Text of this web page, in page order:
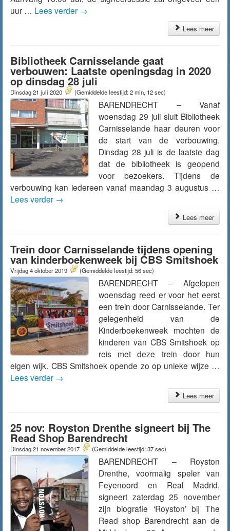
uur … Lees verder →
Lees meer
Bibliotheek Carnisselande gaat
verbouwen: Laatste openingsdag in 2020
op dinsdag 28 juli
Dinsdag 21 juli 2020 (Gemiddelde leestijd: 2 min, 12 sec)
BARENDRECHT – Vanaf
woensdag 29 juli sluit Bibliotheek
Carnisselande haar deuren voor
de start van de verbouwing.
Dinsdag 28 juli is de laatste dag
dat de bibliotheek is geopend
voor bezoekers. Tijdens de
verbouwing kan iedereen vanaf maandag 3 augustus …
Lees verder →
Lees meer
Trein door Carnisselande tijdens opening
van kinderboekenweek bij CBS Smitshoek
Vrijdag 4 oktober 2019 (Gemiddelde leestijd: 56 sec)
BARENDRECHT – Afgelopen
woensdag reed er voor het eerst
een trein door Carnisselande. Ter
gelegenheid van de
Kinderboekenweek mochten de
kinderen van CBS Smitshoek op
reis met deze trein door hun
eigen wijk. CBS Smitshoek opende zo op unieke wijze …
Lees verder →
Lees meer
25 nov: Royston Drenthe signeert bij The
Read Shop Barendrecht
Dinsdag 21 november 2017 (Gemiddelde leestijd: 37 sec)
BARENDRECHT – Royston
Drenthe, voormalig speler van
Feyenoord en Real Madrid,
signeert zaterdag 25 november
zijn biografie ‘Royston’ bij The
Read shop Barendrecht aan de